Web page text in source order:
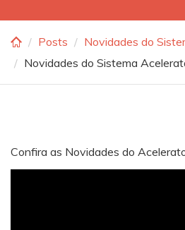
Posts
Novidades do
Novidades do Sistema
Confira as Novidades do